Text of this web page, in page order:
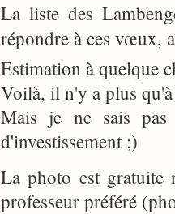
La liste des
répondre à ces vœux,
Estimation à quelque
Voilà, il n'y a plus
Mais je ne sais
d'investissement ;)
La photo est gratuite
professeur préféré